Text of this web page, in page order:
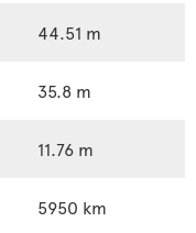
44.51 m
35.8 m
11.76 m
5950 km